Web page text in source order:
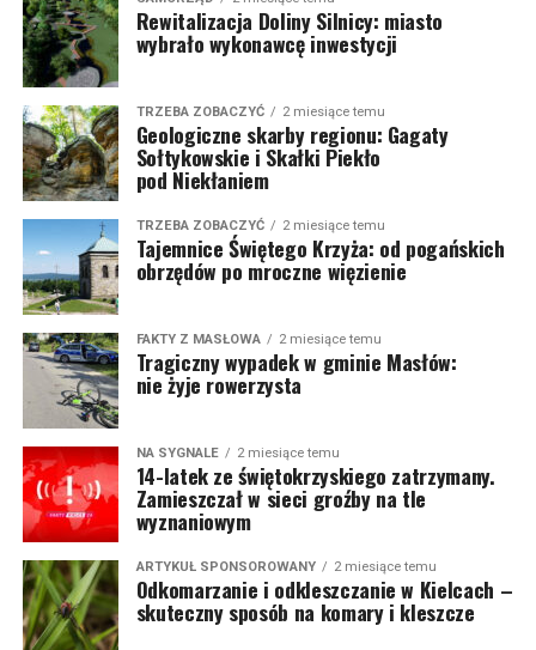
Rewitalizacja Doliny Silnicy: miasto
wybrało wykonawcę inwestycji
TRZEBA ZOBACZYĆ 2 miesiące temu
Geologiczne skarby regionu: Gagaty
Sołtykowskie i Skałki Piekło
pod Niekłaniem
TRZEBA ZOBACZYĆ 2 miesiące temu
Tajemnice Świętego Krzyża: od pogańskich
obrzędów po mroczne więzienie
FAKTY Z MASŁOWA 2 miesiące temu
Tragiczny wypadek w gminie Masłów:
nie żyje rowerzysta
NA SYGNALE 2 miesiące temu
14-latek ze świętokrzyskiego zatrzymany.
Zamieszczał w sieci groźby na tle
wyznaniowym
ARTYKUŁ SPONSOROWANY 2 miesiące temu
Odkomarzanie i odkleszczanie w Kielcach –
skuteczny sposób na komary i kleszcze